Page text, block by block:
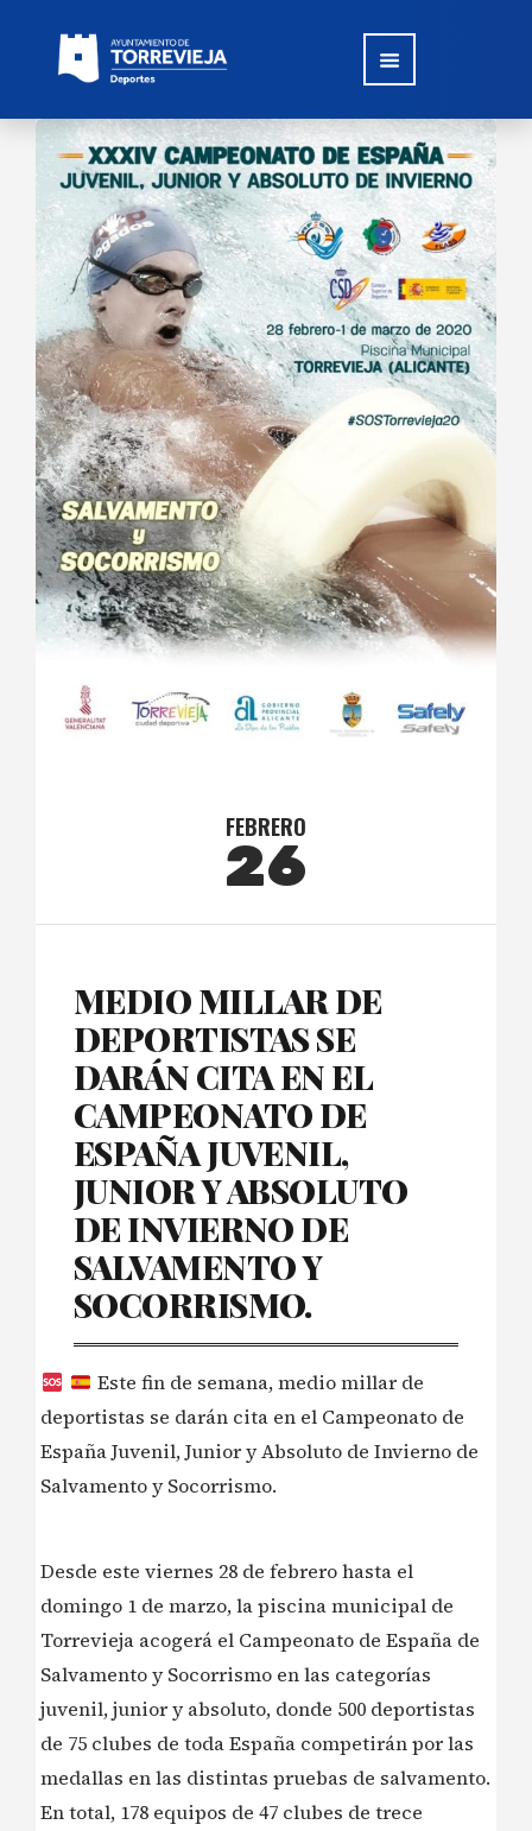
FEBRERO
26
MEDIO MILLAR DE
DEPORTISTAS SE
DARÁN CITA EN EL
CAMPEONATO DE
ESPAÑA JUVENIL,
JUNIOR Y ABSOLUTO
DE INVIERNO DE
SALVAMENTO Y
SOCORRISMO.
Este fin de semana, medio millar de
deportistas se darán cita en el Campeonato de
España Juvenil, Junior y Absoluto de Invierno de
Salvamento y Socorrismo.
Desde este viernes 28 de febrero hasta el
domingo 1 de marzo, la piscina municipal de
Torrevieja acogerá el Campeonato de España de
Salvamento y Socorrismo en las categorías
juvenil, junior y absoluto, donde 500 deportistas
de 75 clubes de toda España competirán por las
medallas en las distintas pruebas de salvamento.
En total, 178 equipos de 47 clubes de trece